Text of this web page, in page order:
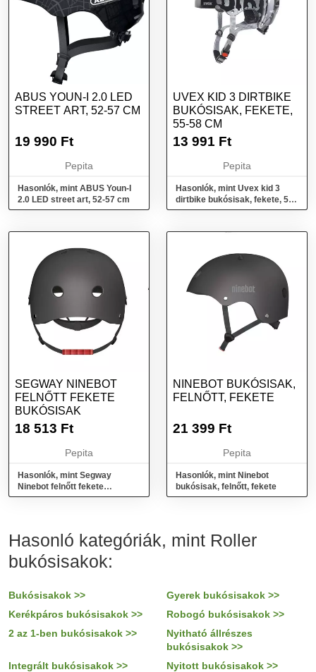
ABUS YOUN-I 2.0 LED
STREET ART, 52-57 CM
19 990 Ft
Pepita
Hasonlók, mint ABUS Youn-I
2.0 LED street art, 52-57 cm
UVEX KID 3 DIRTBIKE
BUKÓSISAK, FEKETE,
55-58 CM
13 991 Ft
Pepita
Hasonlók, mint Uvex kid 3
dirtbike bukósisak, fekete, 55-
58 cm
SEGWAY NINEBOT
FELNŐTT FEKETE
BUKÓSISAK
18 513 Ft
Pepita
Hasonlók, mint Segway
Ninebot felnőtt fekete
bukósisak
NINEBOT BUKÓSISAK,
FELNŐTT, FEKETE
21 399 Ft
Pepita
Hasonlók, mint Ninebot
bukósisak, felnőtt, fekete
Hasonló kategóriák, mint Roller
bukósisakok:
Bukósisakok >>
Gyerek bukósisakok >>
Kerékpáros bukósisakok >>
Robogó bukósisakok >>
2 az 1-ben bukósisakok >>
Nyitható állrészes
bukósisakok >>
Integrált bukósisakok >>
Nyitott bukósisakok >>